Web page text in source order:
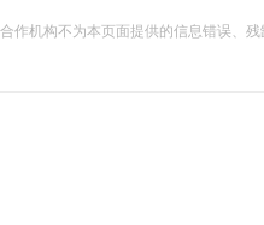
机构不为本页面提供的信息错误、